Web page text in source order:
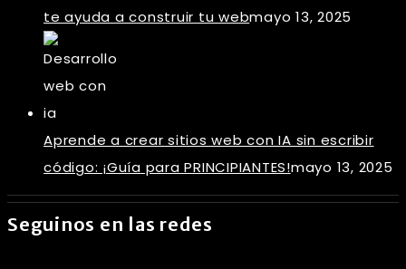
te ayuda a construir tu webmayo 13, 2025
Aprende a crear sitios web con IA sin escribir
código: ¡Guía para PRINCIPIANTES!mayo 13, 2025
Seguinos en las redes